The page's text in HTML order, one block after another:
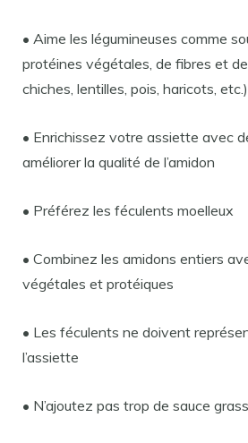
• Aime les légumineuses comme
protéines végétales, de fibres et
chiches, lentilles, pois, haricots,
• Enrichissez votre assiette avec
améliorer la qualité de l’amidon
• Préférez les féculents moelleux
• Combinez les amidons entiers
végétales et protéiques
• Les féculents ne doivent
l’assiette
• N’ajoutez pas trop de sauce